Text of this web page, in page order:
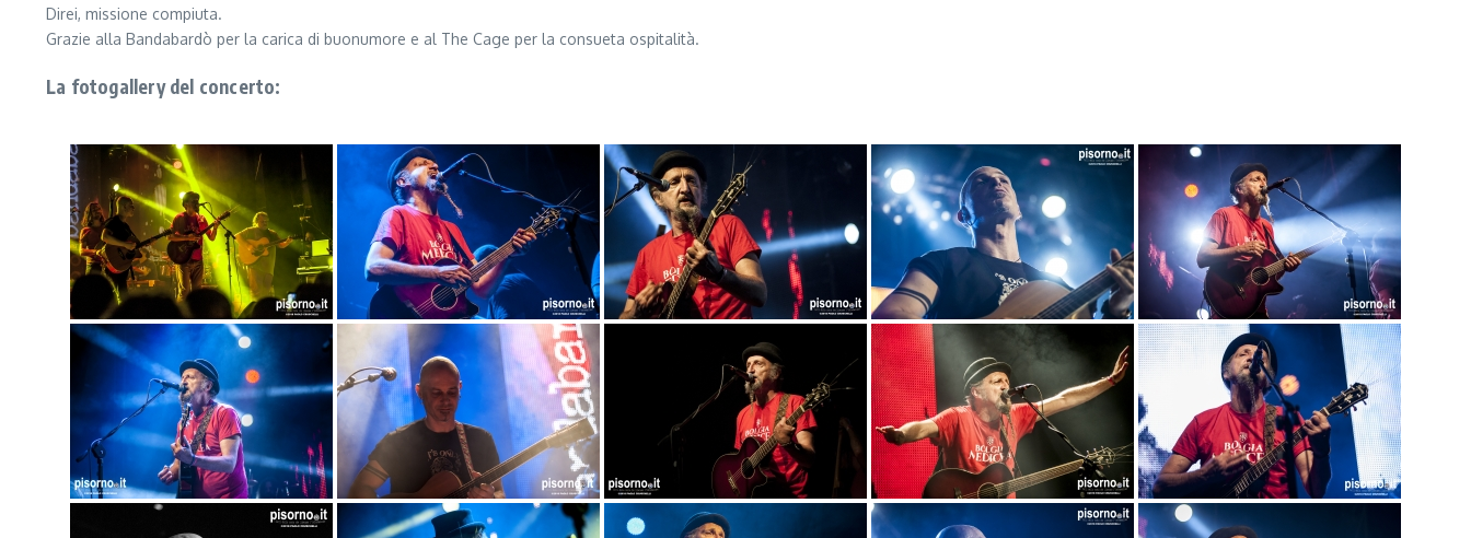
Direi, missione compiuta.
Grazie alla Bandabardò per la carica di buonumore e al The Cage per la consueta ospitalità.
La fotogallery del concerto: